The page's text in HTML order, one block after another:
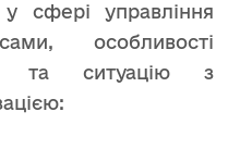
сфері управління
особливості
та ситуацію з